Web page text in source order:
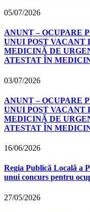
05/07/2026
ANUNȚ – OCUPARE
UNUI POST VACANT
MEDICINĂ DE
ATESTAT ÎN
03/07/2026
ANUNȚ – OCUPARE
UNUI POST VACANT
MEDICINĂ DE
ATESTAT ÎN
16/06/2026
Regia Publică Locală a
unui concurs pentru
27/05/2026